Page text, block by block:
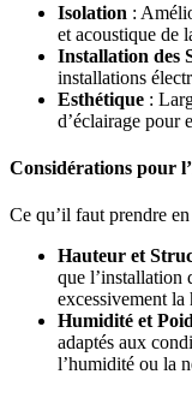
Isolation :
et acoustique de
Installation des
installations
Esthétique :
d’éclairage pour
Considérations pour
Ce qu’il faut prendre
Hauteur et
que l’installation
excessivement la
Humidité et
adaptés aux
l’humidité ou la